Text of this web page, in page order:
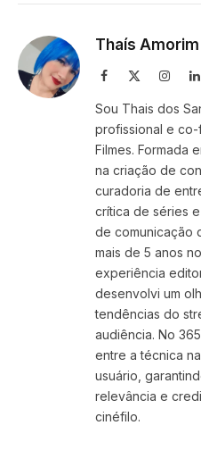
Thaís Amorim
Facebook
Sou Thais dos
profissional e
Filmes. Formada
na criação de
curadoria de
crítica de séries
de comunicação
mais de 5 anos
experiência
desenvolvi um
tendências do
audiência. No
entre a técnica
usuário,
relevância e
cinéfilo.